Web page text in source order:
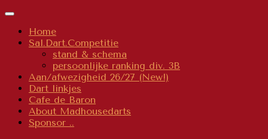
Spring
inhoud
Schakel
navigatieHome
Sal.Dart.Competitie
stand & schema
persoonlijke ranking div. 3B
Aan/afwezigheid 26/27 (New!)
Dart linkjes
Cafe de Baron
About Madhousedarts
Sponsor ..